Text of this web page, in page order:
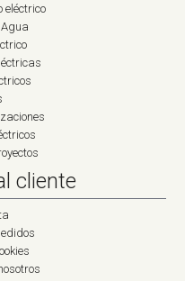
eléctrico
cliente